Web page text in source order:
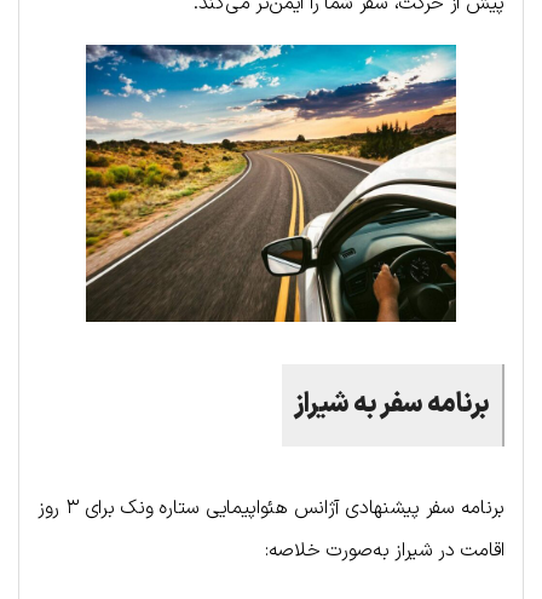
برنامه سفر به شیراز
برنامه سفر پیشنهادی آژانس هئواپیمایی ستاره ونک برای ۳ روز
اقامت در شیراز به‌صورت خلاصه: